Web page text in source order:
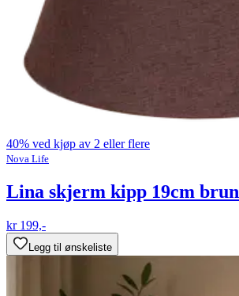
40% ved kjøp av 2 eller flere
Nova Life
Lina skjerm kipp 19cm brun
kr 199,-
Legg til ønskeliste